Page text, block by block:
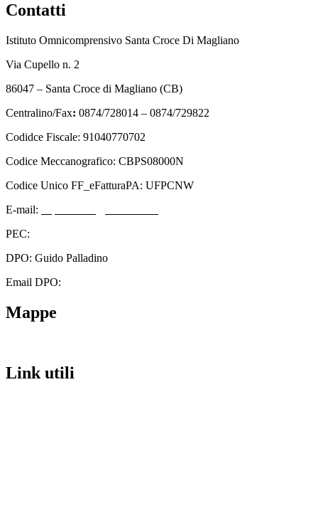
Contatti
Istituto Omnicomprensivo Santa Croce Di Magliano
Via Cupello n. 2
86047 – Santa Croce di Magliano (CB)
Centralino/Fax: 0874/728014 – 0874/729822
Codidce Fiscale: 91040770702
Codice Meccanografico: CBPS08000N
Codice Unico FF_eFatturaPA: UFPCNW
E-mail:
PEC:
DPO: Guido Palladino
Email DPO:
Mappe
Link utili